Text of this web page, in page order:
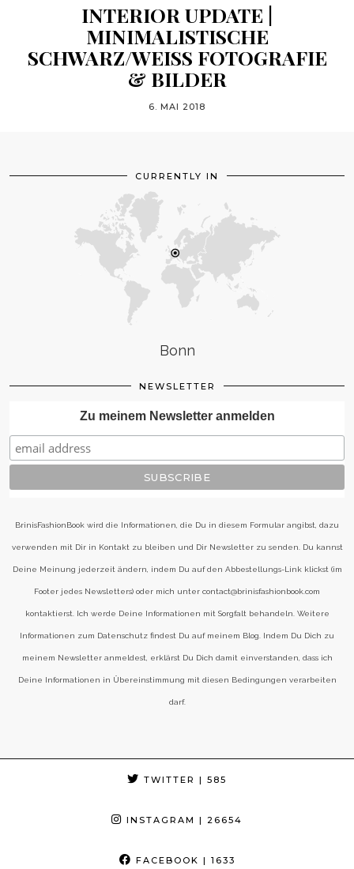
INTERIOR UPDATE |
MINIMALISTISCHE
SCHWARZ/WEISS FOTOGRAFIE &
BILDER
6. MAI 2018
CURRENTLY IN
Bonn
NEWSLETTER
Zu meinem Newsletter anmelden
BrinisFashionBook wird die Informationen, die Du in diesem Formular angibst, dazu
verwenden mit Dir in Kontakt zu bleiben und Dir Newsletter zu senden. Du kannst
Deine Meinung jederzeit ändern, indem Du auf den Abbestellungs-Link klickst (im
Footer jedes Newsletters) oder mich unter contact@brinisfashionbook.com
kontaktierst. Ich werde Deine Informationen mit Sorgfalt behandeln. Weitere
Informationen zum Datenschutz findest Du auf meinem Blog. Indem Du Dich zu
meinem Newsletter anmeldest, erklärst Du Dich damit einverstanden, dass ich
Deine Informationen in Übereinstimmung mit diesen Bedingungen verarbeiten
darf.
TWITTER | 585
INSTAGRAM | 26654
FACEBOOK | 1633